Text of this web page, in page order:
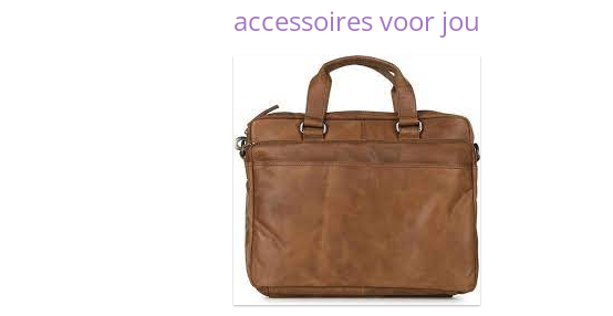
accessoires voor jou